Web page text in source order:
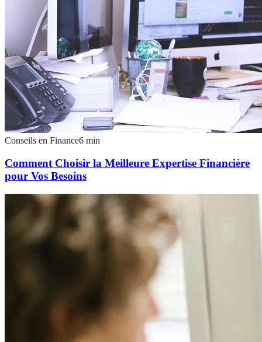
Conseils en Finance6 min
Comment Choisir la Meilleure Expertise Financière
pour Vos Besoins